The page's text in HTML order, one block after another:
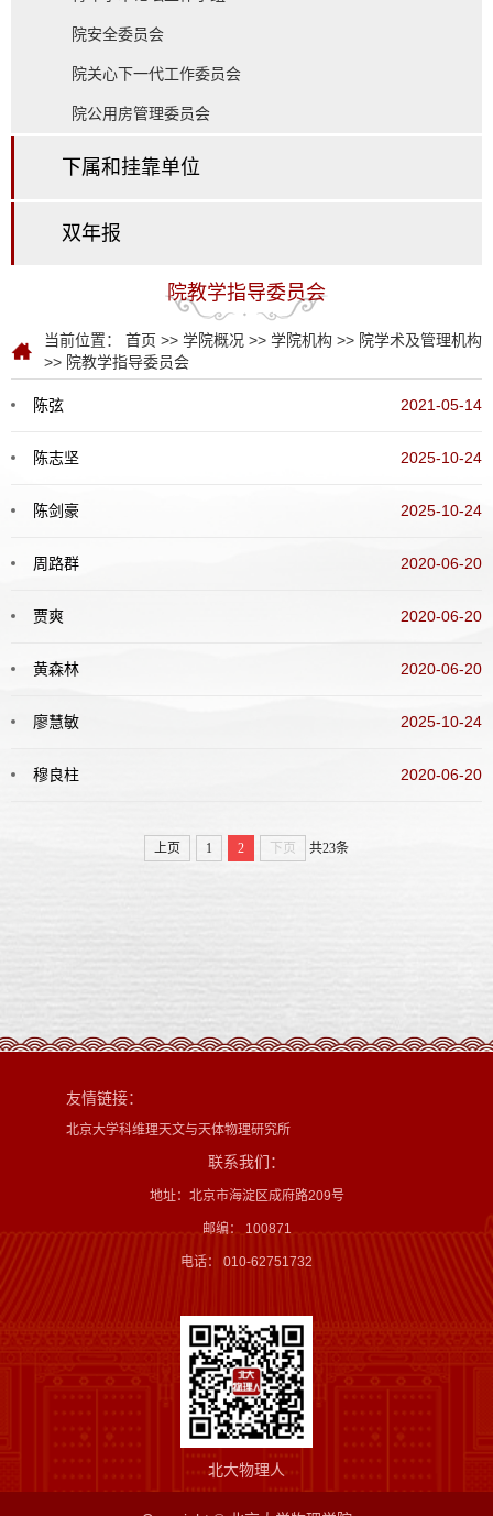
院安全委员会
院关心下一代工作委员会
院公用房管理委员会
下属和挂靠单位
双年报
院教学指导委员会
当前位置： 首页 >> 学院概况 >> 学院机构 >> 院学术及管理机构
>> 院教学指导委员会
陈弦 2021-05-14
陈志坚 2025-10-24
陈剑豪 2025-10-24
周路群 2020-06-20
贾爽 2020-06-20
黄森林 2020-06-20
廖慧敏 2025-10-24
穆良柱 2020-06-20
上页 1 2 下页 共23条
友情链接：
北京大学科维理天文与天体物理研究所
联系我们：
地址：北京市海淀区成府路209号
邮编： 100871
电话： 010-62751732
北大物理人